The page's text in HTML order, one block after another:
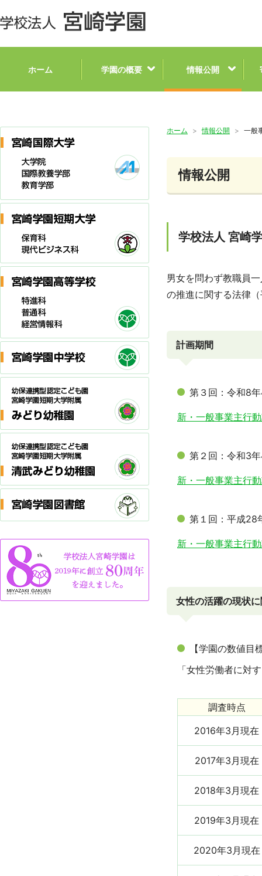
ホーム 学園の概要 情報公開
ホーム 情報公開 一般
情報公開
学校法人 宮崎
男女を問わず教職員
の推進に関する法律
計画期間
第３回：令和8
新・一般事業主行
第２回：令和3
新・一般事業主行
第１回：平成28
新・一般事業主行
女性の活躍の現状
【学園の数値
「女性労働者に対
調査時点
2016年3月現在
2017年3月現在
2018年3月現在
2019年3月現在
2020年3月現在